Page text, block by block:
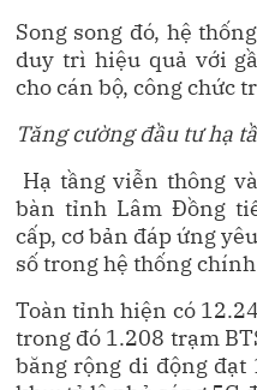
Song song đó, hệ
duy trì hiệu quả với
cho cán bộ, công chức
Tăng cường đầu tư hạ
Hạ tầng viễn thông
bàn tỉnh Lâm Đồng
cấp, cơ bản đáp ứng
số trong hệ thống
Toàn tỉnh hiện có
trong đó 1.208 trạm
băng rộng di động đạt